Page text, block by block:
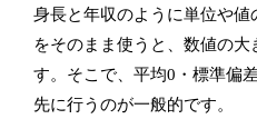
身長と年収のように単位や
をそのまま使うと、数値の
す。そこで、平均0・標準偏
先に行うのが一般的です。